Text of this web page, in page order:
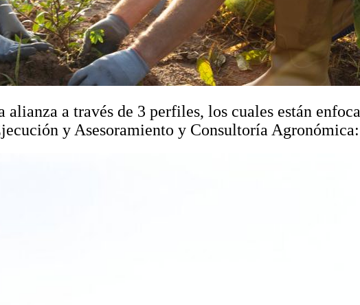
alianza a través de 3 perfiles, los cuales están
y Asesoramiento y Consultoría Agronómica: